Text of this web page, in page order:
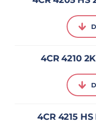
4CR 4210
4CR 4215